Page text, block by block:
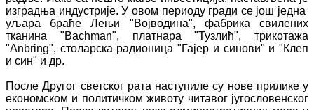
изградња индустрије. У овом периоду гради се још једна
уљара браће Лењи "Војводина", фабрика свилених
тканина "Bachman", платнара "Тузлић", трикотажа
"Anbring", столарска радионица "Гајер и синови" и "Клеп
и син" и др.
После Другог светског рата наступиле су нове прилике у
економском и политичком животу читавог југословенског